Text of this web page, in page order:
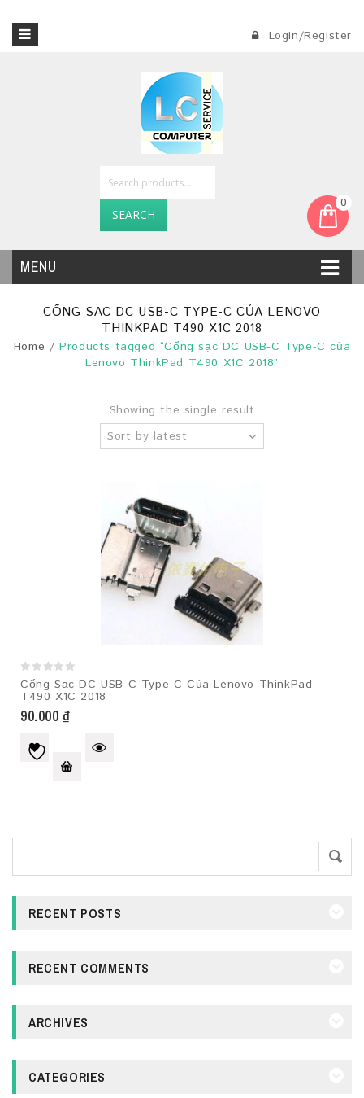
...
Login/Register
0
MENU
SEARCH
CỔNG SẠC DC USB-C TYPE-C CỦA LENOVO
THINKPAD T490 X1C 2018
Home /Products tagged “Cổng sạc DC USB-C Type-C của
Lenovo ThinkPad T490 X1C 2018”
Showing the single result
Sort by latest
0
out
of
5
Cổng Sạc DC USB-C Type-C Của Lenovo ThinkPad
T490 X1C 2018
90.000₫
RECENT POSTS
RECENT COMMENTS
ARCHIVES
CATEGORIES